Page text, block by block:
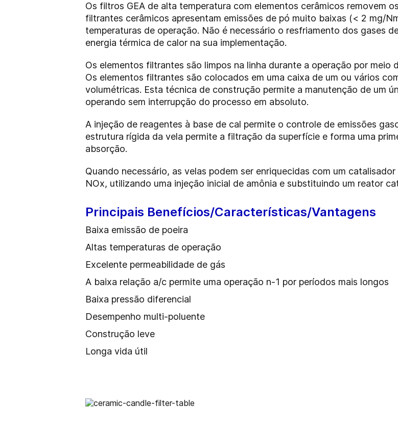
Os filtros GEA de alta temperatura com elementos cerâmicos removem
filtrantes cerâmicos apresentam emissões de pó muito baixas (< 2 mg/
temperaturas de operação. Não é necessário o resfriamento dos gases
energia térmica de calor na sua implementação.
Os elementos filtrantes são limpos na linha durante a operação por meio
Os elementos filtrantes são colocados em uma caixa de um ou vários
volumétricas. Esta técnica de construção permite a manutenção de um
operando sem interrupção do processo em absoluto.
A injeção de reagentes à base de cal permite o controle de emissões
estrutura rígida da vela permite a filtração da superfície e forma uma
absorção.
Quando necessário, as velas podem ser enriquecidas com um
NOx, utilizando uma injeção inicial de amônia e substituindo um reator
Principais Benefícios/Características/Vantagens
Baixa emissão de poeira
Altas temperaturas de operação
Excelente permeabilidade de gás
A baixa relação a/c permite uma operação n-1 por períodos mais longos
Baixa pressão diferencial
Desempenho multi-poluente
Construção leve
Longa vida útil